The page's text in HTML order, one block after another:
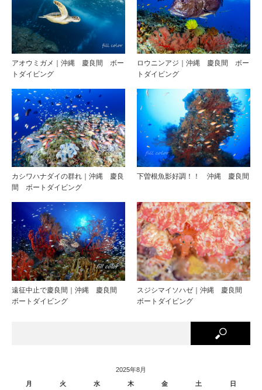
アオウミガメ｜沖縄 慶良間 ボー
トダイビング
ロウニンアジ｜沖縄 慶良間 ボー
トダイビング
カシワハナダイの群れ｜沖縄 慶良
間 ボートダイビング
下曽根魚影好調！！ 沖縄 慶良間
遠征中止で慶良間｜沖縄 慶良間
ボートダイビング
スジシマイソハゼ｜沖縄 慶良間
ボートダイビング
2025年8月
月
火 水 木 金 土 日